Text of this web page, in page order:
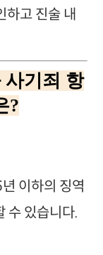
하고 진술 내
사기죄 항
?
이하의 징역
수 있습니다.